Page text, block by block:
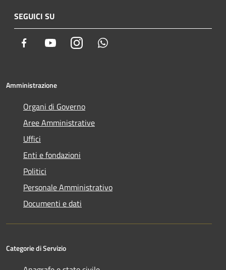
SEGUICI SU
Facebook YoutubeInstagram
Amministrazione
Organi di Governo
Aree Amministrative
Uffici
Enti e fondazioni
Politici
Personale Amministrativo
Documenti e dati
Categorie di Servizio